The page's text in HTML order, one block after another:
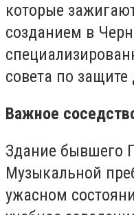
которые
созданием в
совета по защите
Важное
Здание бывшего
Музыкальной
ужасном